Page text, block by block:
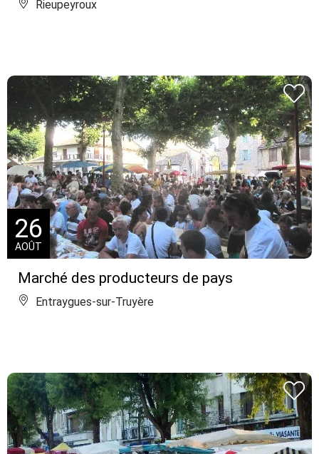
Rieupeyroux
Marché des producteurs de pays
26
AOÛT
Entraygues-sur-Truyère